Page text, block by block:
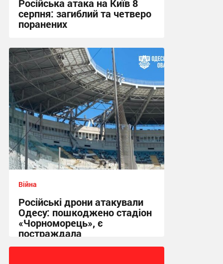
Російська атака на Київ 8
серпня: загиблий та четверо
поранених
10:42 сьогодні
Війна
Російські дрони атакували
Одесу: пошкоджено стадіон
«Чорноморець», є
постраждала